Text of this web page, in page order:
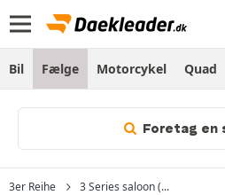
Bil Fælge Motorcykel Quad
Foretag en
3er Reihe 3 Series saloon (...